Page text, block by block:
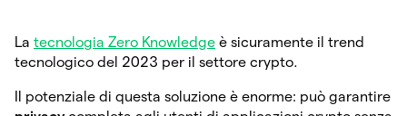
La tecnologia Zero Knowledge è sicuramente il trend
tecnologico del 2023 per il settore crypto.
Il potenziale di questa soluzione è enorme: può garantire